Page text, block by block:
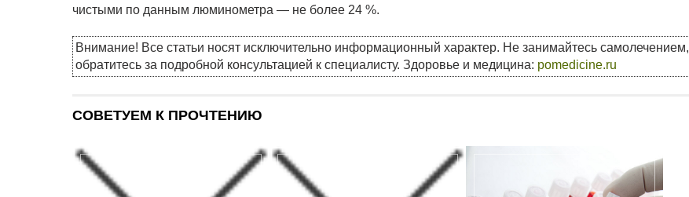
чистыми по данным люминометра — не более 24 %.
Внимание! Все статьи носят исключительно информационный характер. Не занимайтесь самолечением,
обратитесь за подробной консультацией к специалисту. Здоровье и медицина: pomedicine.ru
СОВЕТУЕМ К ПРОЧТЕНИЮ